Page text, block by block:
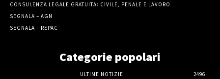
CONSULENZA LEGALE GRATUITA: CIVILE, PENALE E LAVORO
SEGNALA – AGN
SEGNALA – REPAC
Categorie popolari
ULTIME NOTIZIE
2496